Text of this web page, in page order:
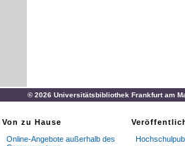
© 2026 Universitätsbibliothek Frankfurt am
Von zu Hause
Online-Angebote außerhalb des